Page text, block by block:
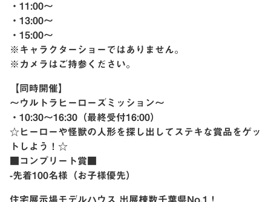
・11:00〜
・13:00〜
・15:00〜
※キャラクターショーではありません。
※カメラはご持参ください。
【同時開催】
〜ウルトラヒーローズミッション〜
・10:30〜16:30（最終受付16:00）
☆ヒーローや怪獣の人形を探し出してステキな賞品をゲッ
トしよう！☆
■コンプリート賞■
-先着100名様（お子様優先）
住宅展示場モデルハウス 出展棟数千葉県No.1！